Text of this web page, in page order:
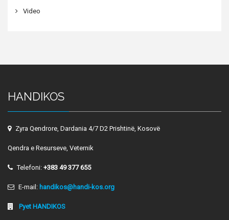
Video
HANDIKOS
Zyra Qendrore, Dardania 4/7 D2 Prishtinë, Kosovë
Qendra e Resurseve, Veternik
Telefoni: +383 49 377 655
E-mail: handikos@handi-kos.org
Pyet HANDIKOS